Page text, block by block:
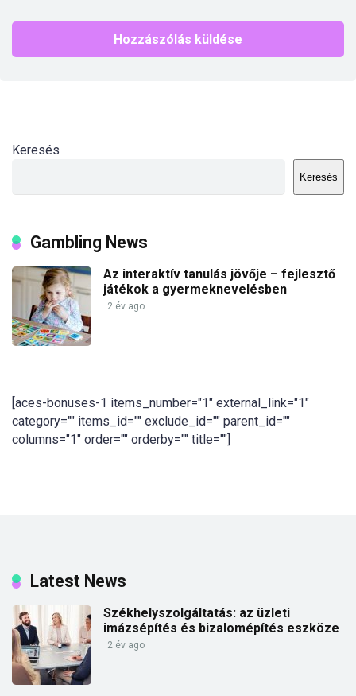
Keresés
Keresés
Gambling News
Az interaktív tanulás jövője – fejlesztő
játékok a gyermeknevelésben
2 év ago
[aces-bonuses-1 items_number="1" external_link="1"
category="" items_id="" exclude_id="" parent_id=""
columns="1" order="" orderby="" title=""]
Latest News
Székhelyszolgáltatás: az üzleti
imázsépítés és bizalomépítés eszköze
2 év ago